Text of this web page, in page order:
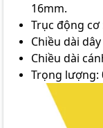
16mm.
Trục động
Chiều dài
Chiều dài
Trọng lượng: